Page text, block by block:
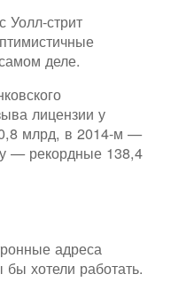
Уолл-стрит
деле.
лицензии у
млрд, в 2014-м —
— рекордные 138,4
адреса
хотели работать.